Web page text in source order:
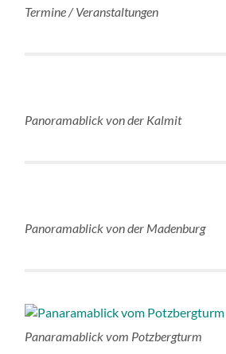
Termine / Veranstaltungen
Panoramablick von der Kalmit
Panoramablick von der Madenburg
Panaramablick vom Potzbergturm